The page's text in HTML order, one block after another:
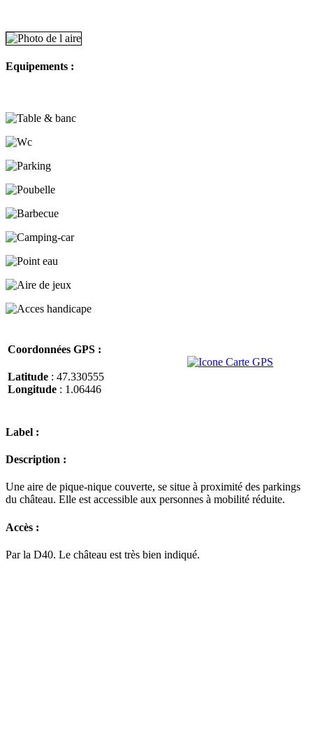
Equipements :
Coordonnées GPS :
Latitude : 47.330555
Longitude : 1.06446
Label :
Description :
Une aire de pique-nique couverte, se situe à proximité des parkings
du château. Elle est accessible aux personnes à mobilité réduite.
Accès :
Par la D40. Le château est très bien indiqué.